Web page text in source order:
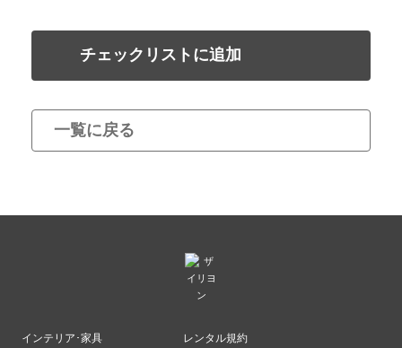
チェックリストに追加
一覧に戻る
インテリア･家具 レンタル規約